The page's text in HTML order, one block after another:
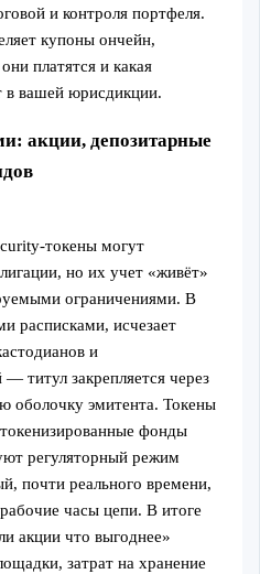
и контроля портфеля.
купоны ончейн,
платятся и какая
в вашей юрисдикции.
акции, депозитарные
токены могут
но их учет «живёт»
ограничениями. В
расписками, исчезает
и
— титул закрепляется через
оболочку эмитента. Токены
фонды
регуляторный режим
почти реального времени,
часы цепи. В итоге
акции что выгоднее»
затрат на хранение